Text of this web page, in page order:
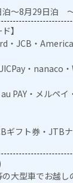
～8月29日泊
】
・JCB・
・nanaco
PAY・メルペ
ギフト券・JTB
大型車でお越し